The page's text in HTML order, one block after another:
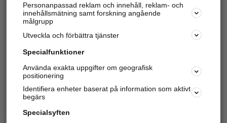
Hitta telefonnummer, adresser, företagsinfo mm.
Marknadsför företaget
Kom igång och annonsera mot
samarbetspartners nära dig.
Personanpassad reklam och innehåll, reklam- och
innehållsmätning samt forskning angående
målgrupp
Utveckla och förbättra tjänster
Specialfunktioner
Använda exakta uppgifter om geografisk
positionering
Identifiera enheter baserat på information som aktivt
begärs
Specialsyften